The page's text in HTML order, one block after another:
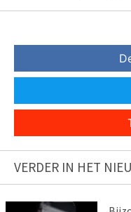
VERDER IN HET